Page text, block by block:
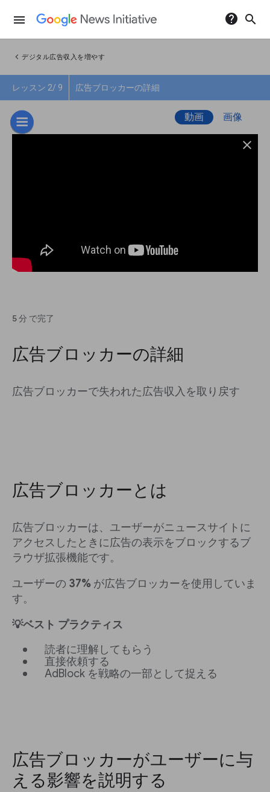
menu help search
chevron_left デジタル広告収入を増やす
レッスン 2/ 9 広告ブロッカーの詳細
動画 画像
close
5 分 で完了
広告ブロッカーの詳細
広告ブロッカーで失われた広告収入を取り戻す
広告ブロッカーとは
広告ブロッカーは、ユーザーがニュースサイトに
アクセスしたときに広告の表示をブロックするブ
ラウザ拡張機能です。
ユーザーの 37% が広告ブロッカーを使用していま
す。
💡ベスト プラクティス
読者に理解してもらう
直接依頼する
AdBlock を戦略の一部として捉える
広告ブロッカーがユーザーに与
える影響を説明する